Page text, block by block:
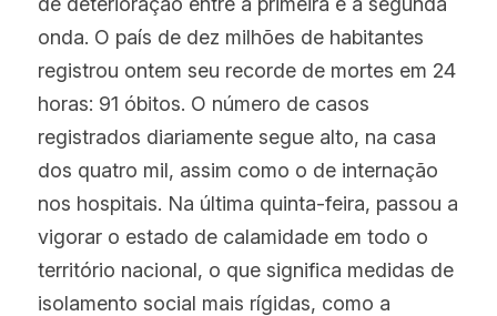
onda. O país de dez milhões de habitantes
registrou ontem seu recorde de mortes em 24
horas: 91 óbitos. O número de casos
registrados diariamente segue alto, na casa
dos quatro mil, assim como o de internação
nos hospitais. Na última quinta-feira, passou a
vigorar o estado de calamidade em todo o
território nacional, o que significa medidas de
isolamento social mais rígidas, como a